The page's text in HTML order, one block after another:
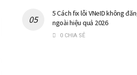
5 Cách fix lỗi VNeID không
ngoài hiệu quả 2026
0 CHIA SẺ